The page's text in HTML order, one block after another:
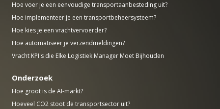
Hoe voer je een eenvoudige transportaanbesteding uit?
Hoe implementeer je een transportbeheersysteem?
Hoe kies je een vrachtvervoerder?
Hoe automatiseer je verzendmeldingen?
Vracht KPI's die Elke Logistiek Manager Moet Bijhouden
Onderzoek
Hoe groot is de AI-markt?
Hoeveel CO2 stoot de transportsector uit?